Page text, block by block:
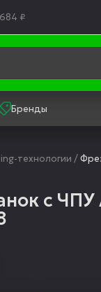
₽
Бренды
технологии /
с ЧПУ